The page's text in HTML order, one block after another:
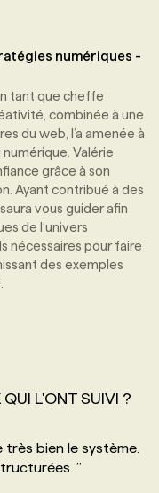
numériques -
tant que cheffe
combinée à une
du web, l’a amenée à
Valérie
grâce à son
Ayant contribué à des
vous guider afin
de l’univers
nécessaires pour faire
des exemples
QUI L'ONT SUIVI ?
très bien le système.
’’